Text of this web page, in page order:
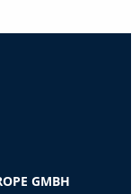
GMBH